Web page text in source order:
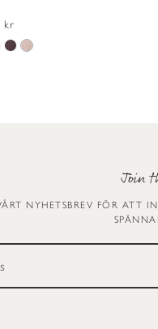
kr
Join
NYHETSBREV FÖR